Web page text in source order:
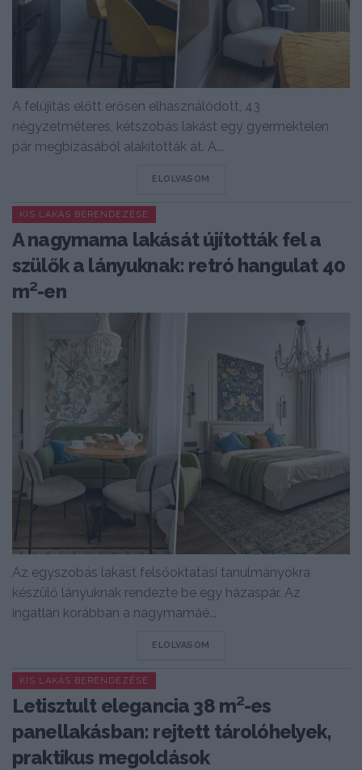
A felújítás előtt erősen elhasználódott, 43
négyzetméteres, kétszobás lakást egy gyermektelen
pár megbízásából alakították át. A...
ELOLVASOM
KIS LAKÁS BERENDEZÉSE
A nagymama lakását újították fel a
szülők a lányuknak: retró hangulat 40
m²-en
Az egyszobás lakást felsőoktatási tanulmányokra
készülő lányuknak rendezte be egy házaspár. Az
ingatlan korábban a nagymamáé...
ELOLVASOM
KIS LAKÁS BERENDEZÉSE
Letisztult elegancia 38 m²-es
panellakásban: rejtett tárolóhelyek,
praktikus megoldások